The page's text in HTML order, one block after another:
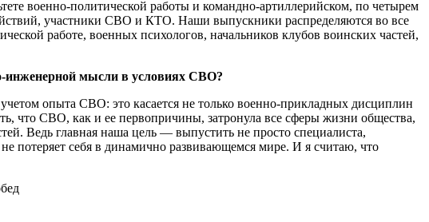
военно-политической работы и командно-артиллерийском, по четырем
участники СВО и КТО. Наши выпускники распределяются во все
работе, военных психологов, начальников клубов воинских частей,
инженерной мысли в условиях СВО?
опыта СВО: это касается не только военно-прикладных дисциплин
что СВО, как и ее первопричины, затронула все сферы жизни общества,
Ведь главная наша цель — выпустить не просто специалиста,
потеряет себя в динамично развивающемся мире. И я считаю, что